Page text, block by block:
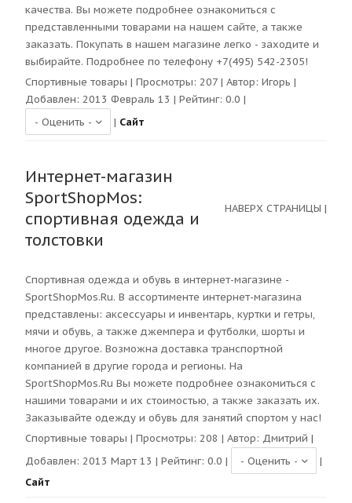
качества. Вы можете подробнее ознакомиться с
представленными товарами на нашем сайте, а также
заказать. Покупать в нашем магазине легко - заходите и
выбирайте. Подробнее по телефону +7(495) 542-2305!
Спортивные товары | Просмотры: 207 | Автор: Игорь |
Добавлен: 2013 Февраль 13 | Рейтинг: 0.0 |
| Сайт
Интернет-магазин
SportShopMos:
спортивная одежда и
толстовки
НАВЕРХ СТРАНИЦЫ |
Спортивная одежда и обувь в интернет-магазине -
SportShopMos.Ru. В ассортименте интернет-магазина
представлены: аксессуары и инвентарь, куртки и гетры,
мячи и обувь, а также джемпера и футболки, шорты и
многое другое. Возможна доставка транспортной
компанией в другие города и регионы. На
SportShopMos.Ru Вы можете подробнее ознакомиться с
нашими товарами и их стоимостью, а также заказать их.
Заказывайте одежду и обувь для занятий спортом у нас!
Спортивные товары | Просмотры: 208 | Автор: Дмитрий |
Добавлен: 2013 Март 13 | Рейтинг: 0.0 |
|
Сайт